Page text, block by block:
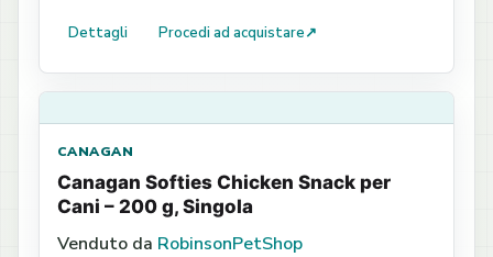
Dettagli Procedi ad acquistare↗
CANAGAN
Canagan Softies Chicken Snack per
Cani – 200 g, Singola
Venduto da RobinsonPetShop